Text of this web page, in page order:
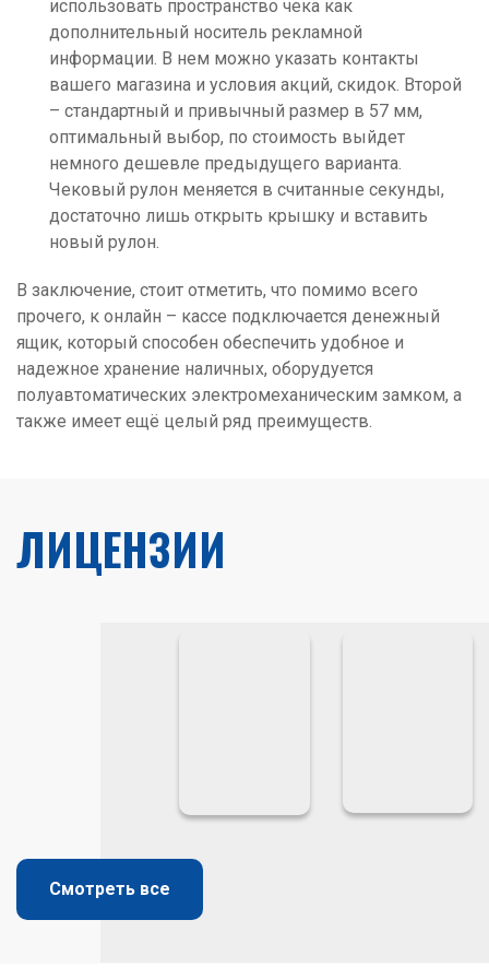
использовать пространство чека как
дополнительный носитель рекламной
информации. В нем можно указать контакты
вашего магазина и условия акций, скидок. Второй
– стандартный и привычный размер в 57 мм,
оптимальный выбор, по стоимость выйдет
немного дешевле предыдущего варианта.
Чековый рулон меняется в считанные секунды,
достаточно лишь открыть крышку и вставить
новый рулон.
В заключение, стоит отметить, что помимо всего
прочего, к онлайн – кассе подключается денежный
ящик, который способен обеспечить удобное и
надежное хранение наличных, оборудуется
полуавтоматических электромеханическим замком, а
также имеет ещё целый ряд преимуществ.
ЛИЦЕНЗИИ
Смотреть все